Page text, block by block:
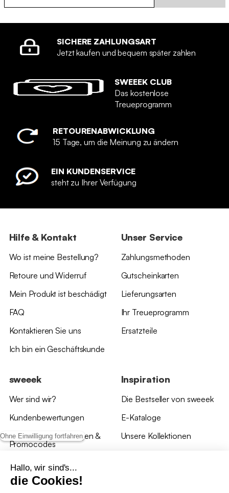
Ohne Einwilligung fortfahren
Hallo, wir sind's...
die Cookies!
SICHERE ZAHLUNGSART
Jetzt kaufen und bequem später zahlen
SWEEEK CLUB
Das kostenlose
Treueprogramm
RETOURENABWICKLUNG
15 Tage, um die Meinung zu ändern
EIN KUNDENSERVICE
steht zu Ihrer Verfügung
Hilfe & Kontakt
Wo ist meine Bestellung?
Retoure und Widerruf
Mein Produkt ist beschädigt
FAQ
Kontaktieren Sie uns
Ich bin ein Geschäftskunde
Unser Service
Zahlungsmethoden
Gutscheinkarten
Lieferungsarten
Ihr Treueprogramm
Ersatzteile
sweeek
Wer sind wir?
Kundenbewertungen
*Angebotsbedingungen &
Promocodes
Bewertungen von sweeek
Unsere Geschäfte
Inspiration
Die Bestseller von sweeek
E-Kataloge
Unsere Kollektionen